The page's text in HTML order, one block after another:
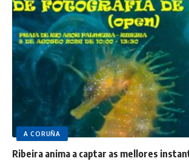
A CORUÑA
Ribeira anima a captar as mellores